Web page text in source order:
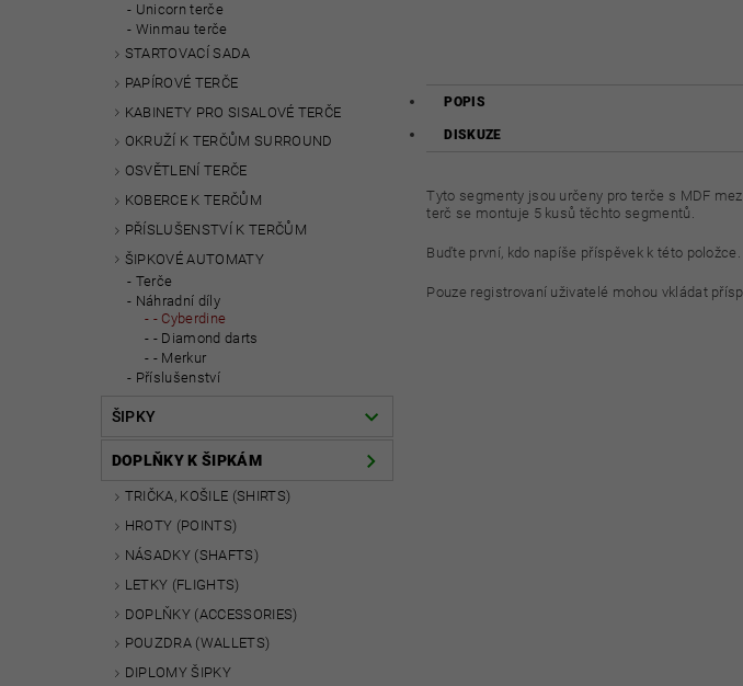
Unicorn terče
Winmau terče
STARTOVACÍ SADA
PAPÍROVÉ TERČE
KABINETY PRO SISALOVÉ TERČE
OKRUŽÍ K TERČŮM SURROUND
OSVĚTLENÍ TERČE
KOBERCE K TERČŮM
PŘÍSLUŠENSTVÍ K TERČŮM
ŠIPKOVÉ AUTOMATY
Terče
Náhradní díly
- Cyberdine
- Diamond darts
- Merkur
Příslušenství
ŠIPKY
DOPLŇKY K ŠIPKÁM
TRIČKA, KOŠILE (SHIRTS)
HROTY (POINTS)
NÁSADKY (SHAFTS)
LETKY (FLIGHTS)
DOPLŇKY (ACCESSORIES)
POUZDRA (WALLETS)
DIPLOMY ŠIPKY
POPIS
DISKUZE
Tyto segmenty jsou určeny pro terče s MDF
terč se montuje 5 kusů těchto segmentů.
Buďte první, kdo napíše příspěvek k této položce.
Pouze registrovaní uživatelé mohou vkládat